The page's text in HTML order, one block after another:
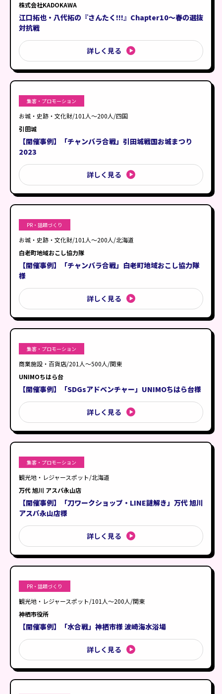
アニメ・コラボイベント
周年記念・社内イベント
九州（沖縄を含む）
株式会社KADOKAWA
江口拓也・八代拓の『さんたく!!!』Chapter10～春の選抜
対抗戦
詳しく見る
集客・プロモーション
お城・史跡・文化財/101人〜200人/四国
引田城
【開催事例】「チャンバラ合戦」引田城戦国お城まつり
2023
詳しく見る
PR・話題づくり
お城・史跡・文化財/101人〜200人/北海道
白老町地域おこし協力隊
【開催事例】「チャンバラ合戦」白老町地域おこし協力隊
様
詳しく見る
集客・プロモーション
商業施設・百貨店/201人〜500人/関東
UNIMOちはら台
【開催事例】「SDGsアドベンチャー」UNIMOちはら台様
詳しく見る
集客・プロモーション
観光地・レジャースポット/北海道
万代 旭川 アスパ永山店
【開催事例】「刀ワークショップ・LINE謎解き」万代 旭川
アスパ永山店様
詳しく見る
PR・話題づくり
観光地・レジャースポット/101人〜200人/関東
神栖市役所
【開催事例】「水合戦」神栖市様 波崎海水浴場
詳しく見る